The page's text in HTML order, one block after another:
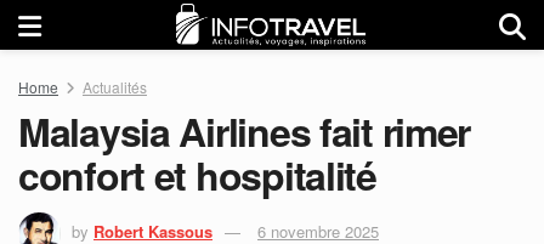
Home Actualités
Malaysia Airlines fait rimer
confort et hospitalité
by Robert Kassous 6 novembre 2025